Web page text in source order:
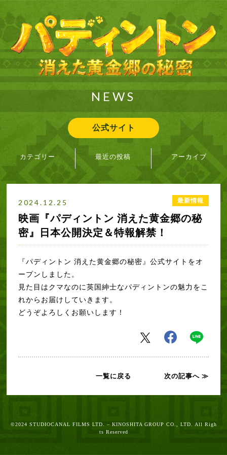
NEWS
公式サイト
カテゴリー 最近の投稿
パディントンファミリーが大集結！大ヒットに向けて”パディントン
愛”を叫ぶ！
公式サイトリニューアル！
エリザベス女王とサンドウィッチを分け合った仲！パディントンが
大阪万博を来訪しました！
松坂桃李 「数少ない友」 パディントンとの7年ぶりの再会はド派手
なボートで登場！
アーカイブ
2025年5月
2024年12月
2024.12.25 最新情報
映画『パディントン 消えた黄金郷の秘
密』日本公開決定＆特報解禁！
『パディントン 消えた黄金郷の秘密』公式サイトをオ
ープンしました。
見た目はクマなのに英国紳士なパディントンの魅力をこ
れからお届 けしていきます。
どうぞよろしくお願いします！
一覧に戻る 次の記事へ ≫
©2024 STUDIOCANAL FILMS LTD. – KINOSHITA GROUP CO., LTD. All Righ
ts Reserved